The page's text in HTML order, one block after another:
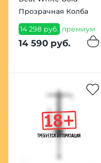
Прозрачная Колба
14 298 руб. премиум
14 590 руб.